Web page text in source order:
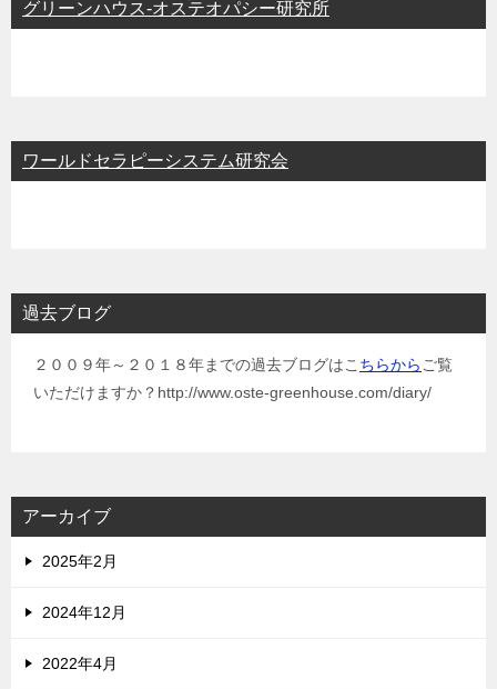
グリーンハウス-オステオパシー研究所
ワールドセラピーシステム研究会
過去ブログ
２００９年～２０１８年までの過去ブログはこ ちらから ご覧
いただけますか？http://www.oste-greenhouse.com/diary/
アーカイブ
2025年2月
2024年12月
2022年4月